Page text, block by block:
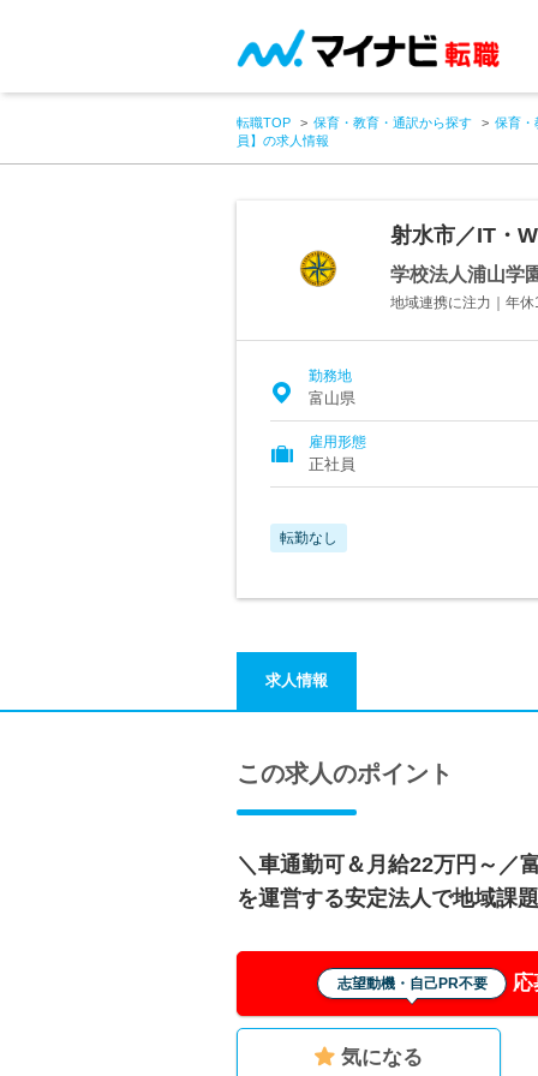
転職TOP 保育・教育・通訳から探す
保育・
員】の求人情報
射水市／IT・
学校法人浦山学
地域連携に注力｜年
勤務地
富山県
雇用形態
正社員
転勤なし
求人情報
この求人のポイント
＼車通勤可＆月給22万円～／
を運営する安定法人で地域課
志望動機・自己PR不要
気になる